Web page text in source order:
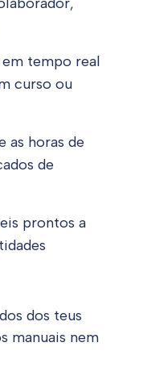
tempo real
curso ou
as horas de
de
prontos a
dos teus
manuais nem